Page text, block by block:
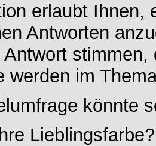
erlaubt Ihnen,
Antworten
werden im
könnte
Lieblingsfarbe?